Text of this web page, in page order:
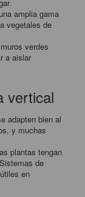
amplia gama
vegetales de
verdes
a aislar
vertical
adapten bien al
y muchas
plantas tengan
de
en